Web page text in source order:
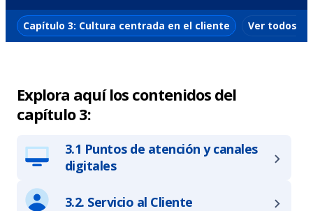
Capítulo 3: Cultura centrada en el cliente Ver todos
Explora aquí los contenidos del
capítulo 3:
3.1 Puntos de atención y canales
digitales
3.2. Servicio al Cliente